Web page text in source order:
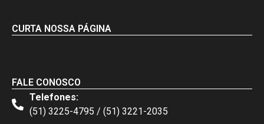
CURTA NOSSA PÁGINA
FALE CONOSCO
Telefones:
(51) 3225-4795 / (51) 3221-2035